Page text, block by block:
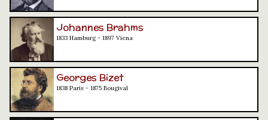
Johannes Brahms
1833 Hamburg - 1897 Viena
Georges Bizet
1838 París - 1875 Bougival